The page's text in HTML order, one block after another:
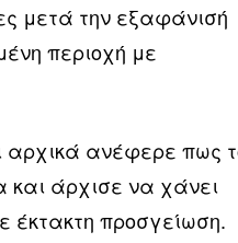
μετά την εξαφάνισή
περιοχή με
αρχικά ανέφερε πως
και άρχισε να χάνει
προσγείωση.